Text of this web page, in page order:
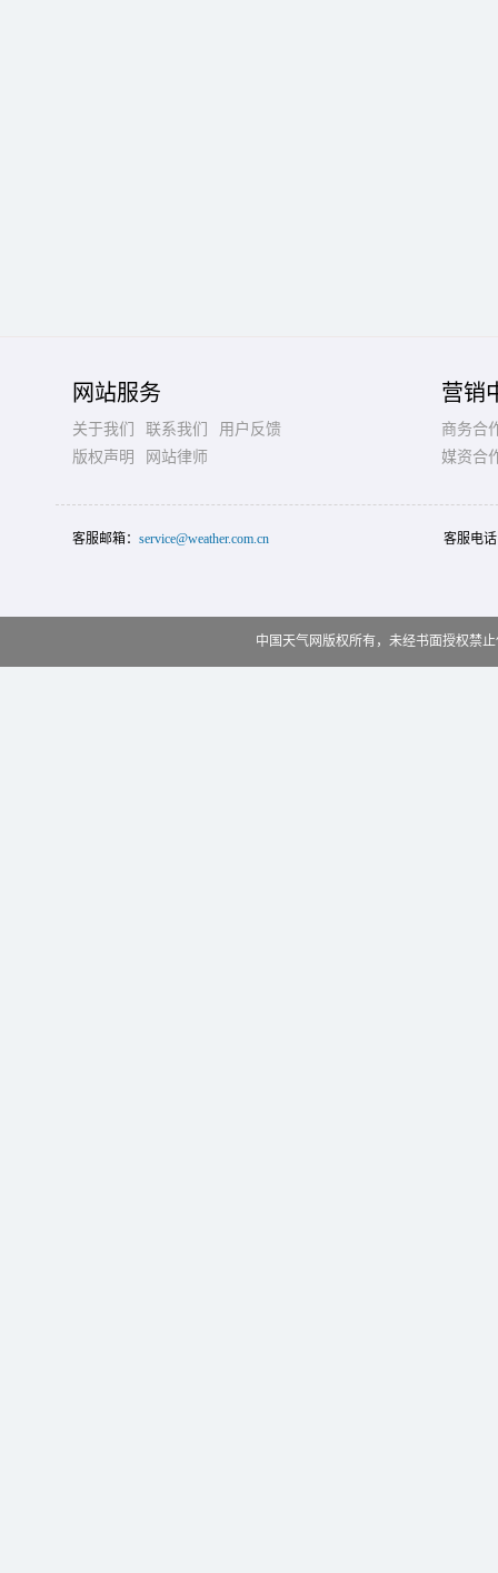
网站服务
关于我们 联系我们
用户反馈
版权声明
网站律师
营销
商务合
媒资合
客服邮箱： service@weather.com.cn 客服电
中国天气网版权所有，未经书面授权